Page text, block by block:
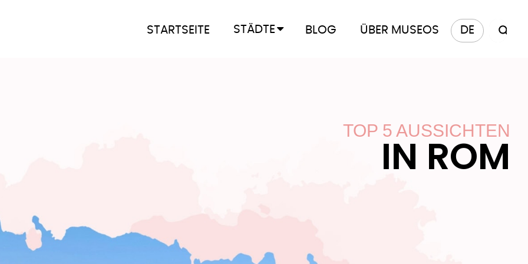
STARTSEITE STÄDTE BLOG ÜBER MUSEOS DE
TOP 5 AUSSICHTEN
IN ROM